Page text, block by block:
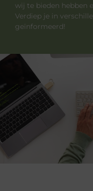
wij te bieden hebben
Verdiep je in
geïnformeerd!